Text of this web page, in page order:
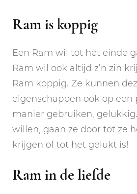
Ram is koppig
Een Ram wil tot het einde
Ram wil ook altijd z’n zin
Ram koppig. Ze kunnen
eigenschappen ook op een
manier gebruiken,
willen, gaan ze door tot ze
krijgen of tot het gelukt is!
Ram in de liefde